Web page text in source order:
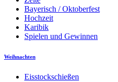
Bayerisch / Oktoberfest
Hochzeit
Karibik
Spielen und Gewinnen
Weihnachten
Eisstockschießen